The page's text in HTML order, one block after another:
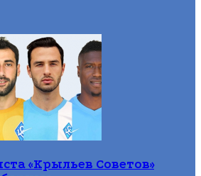
«Крыльев Советов»